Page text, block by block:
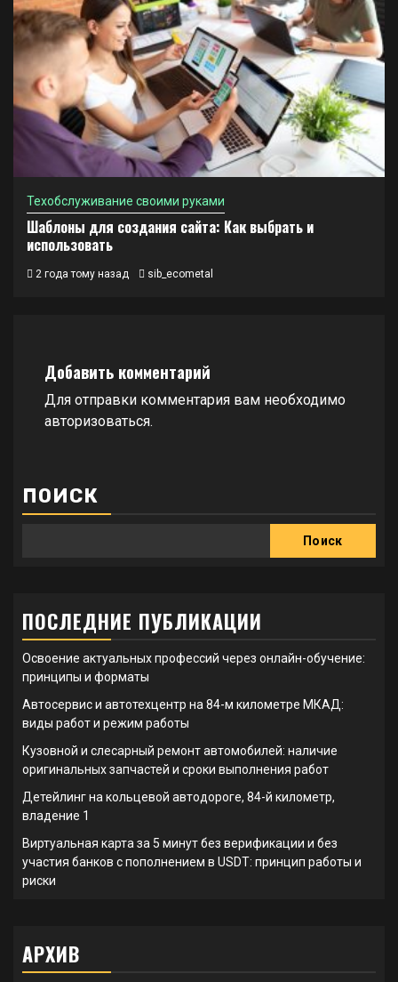
Техобслуживание своими руками
Шаблоны для создания сайта: Как выбрать и
использовать
2 года тому назад sib_ecometal
Добавить комментарий
Для отправки комментария вам необходимо
авторизоваться.
ПОИСК
Поиск
ПОСЛЕДНИЕ ПУБЛИКАЦИИ
Освоение актуальных профессий через онлайн-обучение:
принципы и форматы
Автосервис и автотехцентр на 84-м километре МКАД:
виды работ и режим работы
Кузовной и слесарный ремонт автомобилей: наличие
оригинальных запчастей и сроки выполнения работ
Детейлинг на кольцевой автодороге, 84-й километр,
владение 1
Виртуальная карта за 5 минут без верификации и без
участия банков с пополнением в USDT: принцип работы и
риски
АРХИВ